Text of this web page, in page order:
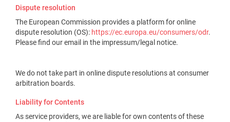
Dispute resolution
The European Commission provides a platform for online
dispute resolution (OS): https://ec.europa.eu/consumers/odr.
Please find our email in the impressum/legal notice.
We do not take part in online dispute resolutions at consumer
arbitration boards.
Liability for Contents
As service providers, we are liable for own contents of these